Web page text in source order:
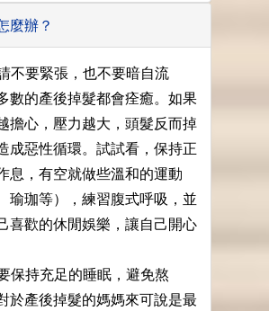
麼辦？
不要緊張，也不要暗自流
數的產後掉髮都會痊癒。如果
擔心，壓力越大，頭髮反而掉
成惡性循環。試試看，保持正
息，有空就做些溫和的運動
瑜珈等），練習腹式呼吸，並
喜歡的休閒娛樂，讓自己開心
保持充足的睡眠，避免熬
於產後掉髮的媽媽來可說是最